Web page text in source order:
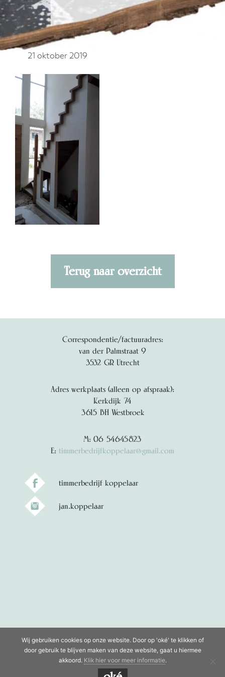
21 oktober 2019
Terug naar overzicht
Correspondentie/factuuradres:
van der Palmstraat 9
3532 GR Utrecht
Adres werkplaats (alleen op afspraak):
Kerkdijk 74
3615 BH Westbroek
M: 06 54645823
E: timmerbedrijfkoppelaar@gmail.com
timmerbedrijf koppelaar
jan.koppelaar
Wij gebruiken cookies op onze website. Door op 'oké' te klikken of
door gebruik te blijven maken van deze website, gaat u hiermee
akkoord. Klik hier voor meer informatie.